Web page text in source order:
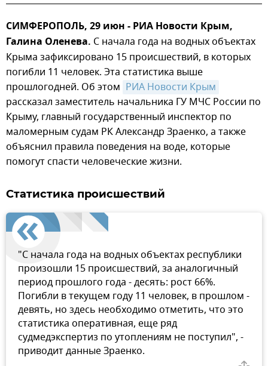
СИМФЕРОПОЛЬ, 29 июн - РИА Новости Крым,
Галина Оленева. С начала года на водных объектах
Крыма зафиксировано 15 происшествий, в которых
погибли 11 человек. Эта статистика выше
прошлогодней. Об этом РИА Новости Крым
рассказал заместитель начальника ГУ МЧС России по
Крыму, главный государственный инспектор по
маломерным судам РК Александр Зраенко, а также
объяснил правила поведения на воде, которые
помогут спасти человеческие жизни.
Статистика происшествий
"С начала года на водных объектах республики
произошли 15 происшествий, за аналогичный
период прошлого года - десять: рост 66%.
Погибли в текущем году 11 человек, в прошлом -
девять, но здесь необходимо отметить, что это
статистика оперативная, еще ряд
судмедэкспертиз по утоплениям не поступил", -
приводит данные Зраенко.